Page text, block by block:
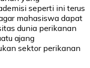
seperti ini terus
mahasiswa dapat
dunia perikanan
ajang
sektor perikanan